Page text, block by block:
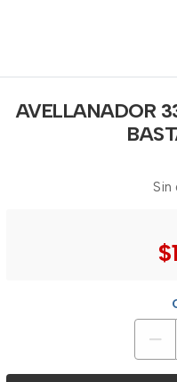
AVELLANADOR
Sin